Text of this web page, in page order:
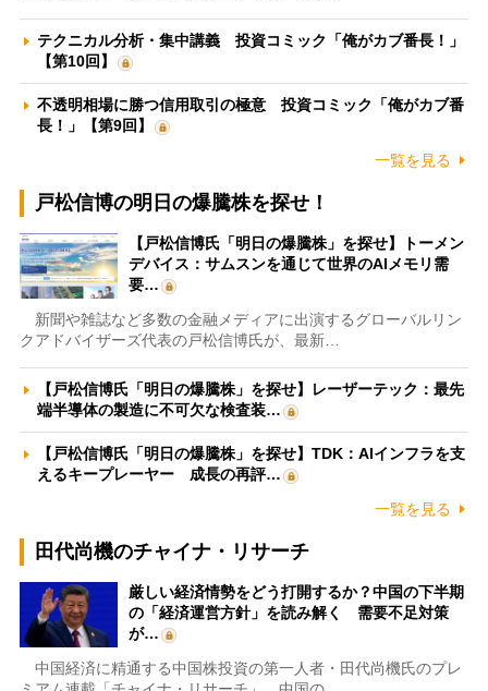
テクニカル分析・集中講義 投資コミック「俺がカブ番長！」
【第10回】
不透明相場に勝つ信用取引の極意 投資コミック「俺がカブ番
長！」【第9回】
一覧を見る
戸松信博の明日の爆騰株を探せ！
【戸松信博氏「明日の爆騰株」を探せ】トーメン
デバイス：サムスンを通じて世界のAIメモリ需
要…
新聞や雑誌など多数の金融メディアに出演するグローバルリン
クアドバイザーズ代表の戸松信博氏が、最新…
【戸松信博氏「明日の爆騰株」を探せ】レーザーテック：最先
端半導体の製造に不可欠な検査装…
【戸松信博氏「明日の爆騰株」を探せ】TDK：AIインフラを支
えるキープレーヤー 成長の再評…
一覧を見る
田代尚機のチャイナ・リサーチ
厳しい経済情勢をどう打開するか？中国の下半期
の「経済運営方針」を読み解く 需要不足対策
が…
中国経済に精通する中国株投資の第一人者・田代尚機氏のプレ